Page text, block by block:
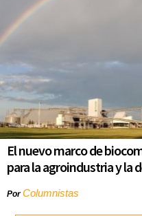
El nuevo marco de
para la agroindustria y la
PorColumnistas